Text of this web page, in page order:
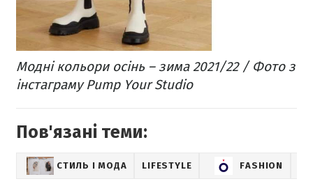
Модні кольори осінь – зима 2021/22 / Фото з
інстаграму Pump Your Studio
Пов'язані теми:
СТИЛЬ І МОДА LIFESTYLE FASHION